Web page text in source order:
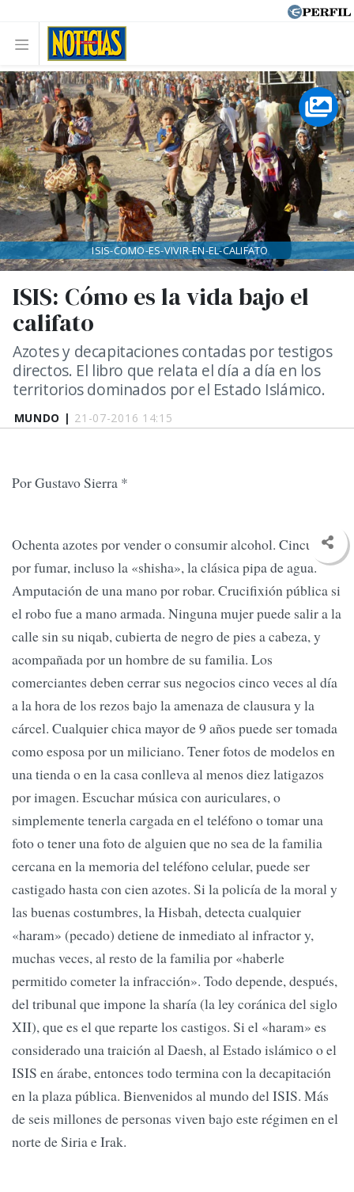
MUNDO | 21-07-2016 14:15
ISIS: Cómo es la vida bajo el
califato
Azotes y decapitaciones contadas por testigos
directos. El libro que relata el día a día en los
territorios dominados por el Estado Islámico.
ISIS-COMO-ES-VIVIR-EN-EL-CALIFATO
Por Gustavo Sierra *
Ochenta azotes por vender o consumir alcohol. Cincuenta
por fumar, incluso la «shisha», la clásica pipa de agua.
Amputación de una mano por robar. Crucifixión pública si
el robo fue a mano armada. Ninguna mujer puede salir a la
calle sin su niqab, cubierta de negro de pies a cabeza, y
acompañada por un hombre de su familia. Los
comerciantes deben cerrar sus negocios cinco veces al día
a la hora de los rezos bajo la amenaza de clausura y la
cárcel. Cualquier chica mayor de 9 años puede ser tomada
como esposa por un miliciano. Tener fotos de modelos en
una tienda o en la casa conlleva al menos diez latigazos
por imagen. Escuchar música con auriculares, o
simplemente tenerla cargada en el teléfono o tomar una
foto o tener una foto de alguien que no sea de la familia
cercana en la memoria del teléfono celular, puede ser
castigado hasta con cien azotes. Si la policía de la moral y
las buenas costumbres, la Hisbah, detecta cualquier
«haram» (pecado) detiene de inmediato al infractor y,
muchas veces, al resto de la familia por «haberle
permitido cometer la infracción». Todo depende, después,
del tribunal que impone la sharía (la ley coránica del siglo
XII), que es el que reparte los castigos. Si el «haram» es
considerado una traición al Daesh, al Estado islámico o el
ISIS en árabe, entonces todo termina con la decapitación
en la plaza pública. Bienvenidos al mundo del ISIS. Más
de seis millones de personas viven bajo este régimen en el
norte de Siria e Irak.